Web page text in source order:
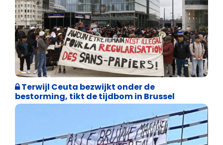
Asiel en Migratie
Terwijl Ceuta bezwijkt onder de
bestorming, tikt de tijdbom in Brussel